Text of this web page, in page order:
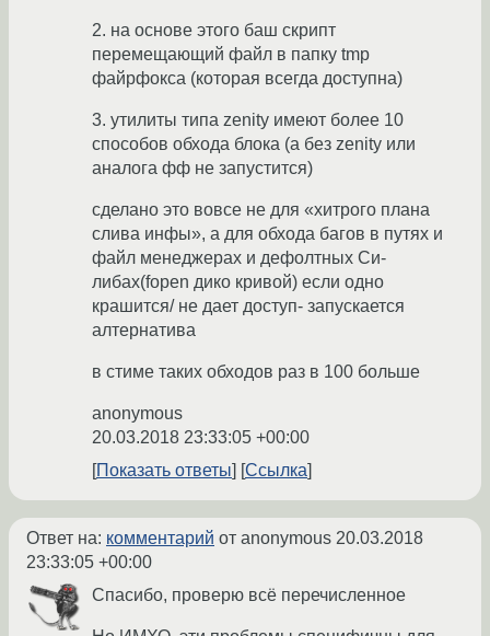
2. на основе этого баш скрипт
перемещающий файл в папку tmp
файрфокса (которая всегда доступна)
3. утилиты типа zenity имеют более 10
способов обхода блока (а без zenity или
аналога фф не запустится)
сделано это вовсе не для «хитрого плана
слива инфы», а для обхода багов в путях и
файл менеджерах и дефолтных Си-
либах(fopen дико кривой) если одно
крашится/ не дает доступ- запускается
алтернатива
в стиме таких обходов раз в 100 больше
anonymous
20.03.2018 23:33:05 +00:00
Показать ответы
Ссылка
Ответ на: комментарий от anonymous 20.03.2018
23:33:05 +00:00
Спасибо, проверю всё перечисленное